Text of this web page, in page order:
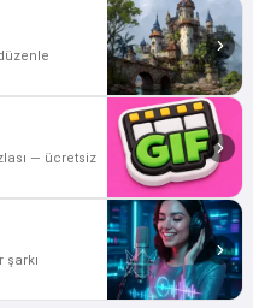
4.8
Yapay
— ücretsiz
şarkı